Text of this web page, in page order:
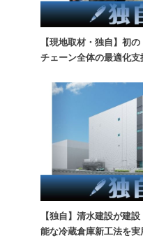
【現地取材・独自】初
チェーン全体の最適化
【独自】清水建設が建
能な冷蔵倉庫新工法を実